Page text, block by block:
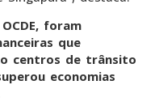
foram
que
centros de trânsito
economias